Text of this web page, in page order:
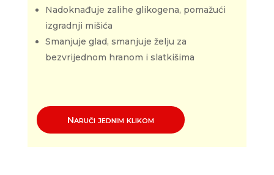
Nadoknađuje zalihe glikogena, pomažući
izgradnji mišića
Smanjuje glad, smanjuje želju za
bezvrijednom hranom i slatkišima
Naruči jednim klikom